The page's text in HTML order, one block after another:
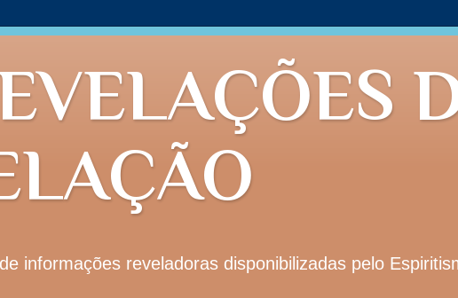
informações reveladoras disponibilizadas pelo